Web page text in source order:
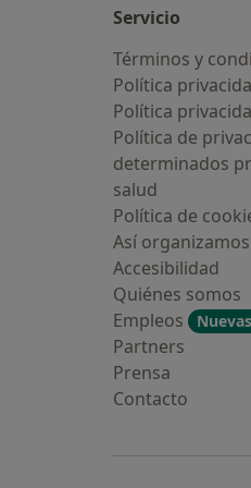
Servicio
Términos y
Política
Política
Política de
determinados
salud
Política de
Así
Accesibilidad
Quiénes somos
Empleos
Partners
Prensa
Contacto